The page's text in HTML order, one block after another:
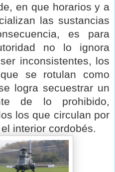
en que horarios y a
las sustancias
es para
no lo ignora
inconsistentes, los
se rotulan como
logra secuestrar un
de lo prohibido,
los que circulan por
interior cordobés.